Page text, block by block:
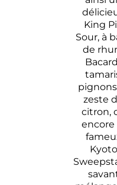
King
Sour, à
de
zeste
citron,
encore
Kyoto